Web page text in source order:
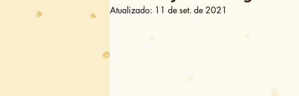
Atualizado: 11 de set. de 2021